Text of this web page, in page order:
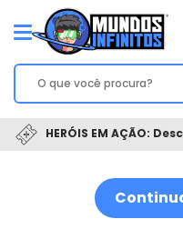
HERÓIS EM AÇÃO: